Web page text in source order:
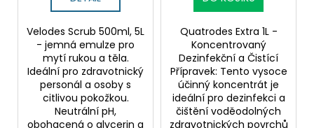
Velodes Scrub 500ml, 5L
- jemná emulze pro
mytí rukou a těla.
Ideální pro zdravotnický
personál a osoby s
citlivou pokožkou.
Neutrální pH,
obohacená o glycerin a
Quatrodes Extra 1L -
Koncentrovaný
Dezinfekční a Čistící
Přípravek: Tento vysoce
účinný koncentrát je
ideální pro dezinfekci a
čištění voděodolných
zdravotnických povrchů